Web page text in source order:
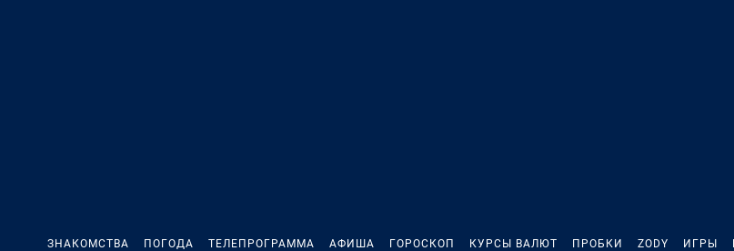
ЗНАКОМСТВА ПОГОДА ТЕЛЕПРОГРАММА АФИША ГОРОСКОП КУРСЫ ВАЛЮТ ПРОБКИ ZODY ИГРЫ